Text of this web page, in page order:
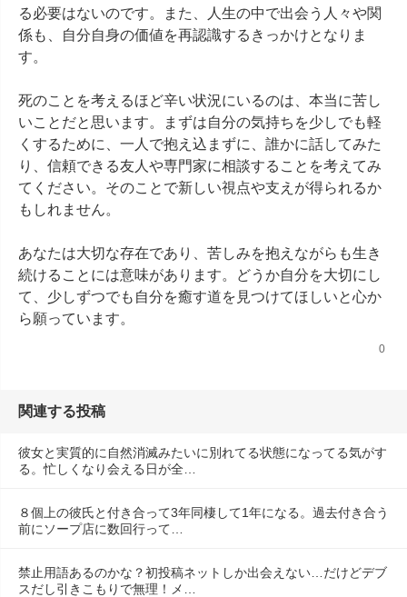
る必要はないのです。また、人生の中で出会う人々や関
係も、自分自身の価値を再認識するきっかけとなりま
す。
死のことを考えるほど辛い状況にいるのは、本当に苦し
いことだと思います。まずは自分の気持ちを少しでも軽
くするために、一人で抱え込まずに、誰かに話してみた
り、信頼できる友人や専門家に相談することを考えてみ
てください。そのことで新しい視点や支えが得られるか
もしれません。
あなたは大切な存在であり、苦しみを抱えながらも生き
続けることには意味があります。どうか自分を大切にし
て、少しずつでも自分を癒す道を見つけてほしいと心か
ら願っています。
0
関連する投稿
彼女と実質的に自然消滅みたいに別れてる状態になってる気がす
る。忙しくなり会える日が全…
８個上の彼氏と付き合って3年同棲して1年になる。過去付き合う
前にソープ店に数回行って…
禁止用語あるのかな？初投稿ネットしか出会えない…だけどデブ
スだし引きこもりで無理！メ…